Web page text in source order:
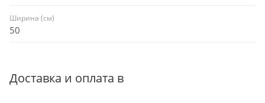
Ширина (см)
50
Доставка и оплата в